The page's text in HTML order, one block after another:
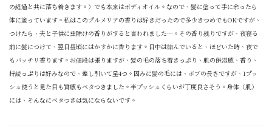
の経過と共に落ち着きます。）でも本来はボディオイル。なので、髪に塗って手に余ったら
体に塗っています。私はこのプルメリアの香りは好きだったので多少きつめでもOKですが、
つけたら、夫と子供に虫除けの香りがすると言われました…。その香り残りですが、夜寝る
前に髪につけて、翌日昼頃にはかすかに香ります。日中は結んでいると、ほどいた時、夜で
もバッチリ香ります。お値段は張りますが、髪の毛の落ち着きっぷり、肌の保湿感、香り、
持続っぷりは好みなので、差し引いて星4つ。因みに髪の毛には、ボブの長さですが、1プッ
シュ使うと見た目も質感もベタつきました。半プッシュくらいが丁度良さそう。身体（肌）
には、そんなにベタつきは気にならないです。